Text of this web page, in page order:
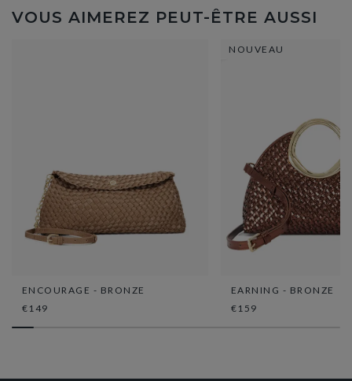
VOUS AIMEREZ PEUT-ÊTRE AUSSI
ENCOURAGE - BRONZE
€149
NOUVEAU
EARNING - BRONZE
€159